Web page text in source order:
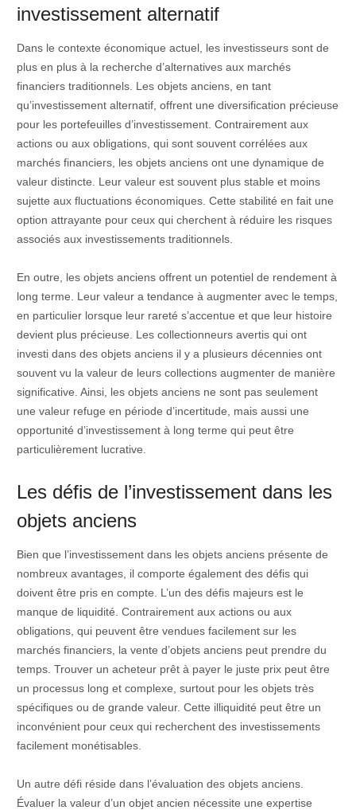
investissement alternatif
Dans le contexte économique actuel, les investisseurs sont de
plus en plus à la recherche d’alternatives aux marchés
financiers traditionnels. Les objets anciens, en tant
qu’investissement alternatif, offrent une diversification précieuse
pour les portefeuilles d’investissement. Contrairement aux
actions ou aux obligations, qui sont souvent corrélées aux
marchés financiers, les objets anciens ont une dynamique de
valeur distincte. Leur valeur est souvent plus stable et moins
sujette aux fluctuations économiques. Cette stabilité en fait une
option attrayante pour ceux qui cherchent à réduire les risques
associés aux investissements traditionnels.
En outre, les objets anciens offrent un potentiel de rendement à
long terme. Leur valeur a tendance à augmenter avec le temps,
en particulier lorsque leur rareté s’accentue et que leur histoire
devient plus précieuse. Les collectionneurs avertis qui ont
investi dans des objets anciens il y a plusieurs décennies ont
souvent vu la valeur de leurs collections augmenter de manière
significative. Ainsi, les objets anciens ne sont pas seulement
une valeur refuge en période d’incertitude, mais aussi une
opportunité d’investissement à long terme qui peut être
particulièrement lucrative.
Les défis de l’investissement dans les
objets anciens
Bien que l’investissement dans les objets anciens présente de
nombreux avantages, il comporte également des défis qui
doivent être pris en compte. L’un des défis majeurs est le
manque de liquidité. Contrairement aux actions ou aux
obligations, qui peuvent être vendues facilement sur les
marchés financiers, la vente d’objets anciens peut prendre du
temps. Trouver un acheteur prêt à payer le juste prix peut être
un processus long et complexe, surtout pour les objets très
spécifiques ou de grande valeur. Cette illiquidité peut être un
inconvénient pour ceux qui recherchent des investissements
facilement monétisables.
Un autre défi réside dans l’évaluation des objets anciens.
Évaluer la valeur d’un objet ancien nécessite une expertise